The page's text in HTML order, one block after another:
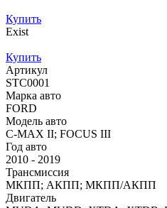
Купить
Exist
Купить
Артикул
STC0001
Марка авто
FORD
Модель авто
C-MAX II; FOCUS III
Год авто
2010 - 2019
Трансмиссия
МКПП; АКПП; МКПП/АКПП
Двигатель